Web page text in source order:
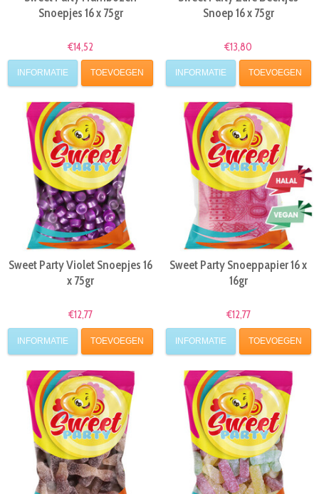
Snoepjes 16 x 75gr
€14,52
INFORMATIE TOEVOEGEN
Snoep 16 x 75gr
€13,80
INFORMATIE TOEVOEGEN
Sweet Party Violet Snoepjes 16
x 75gr
€12,77
INFORMATIE TOEVOEGEN
Sweet Party Snoeppapier 16 x
16gr
€12,77
INFORMATIE TOEVOEGEN